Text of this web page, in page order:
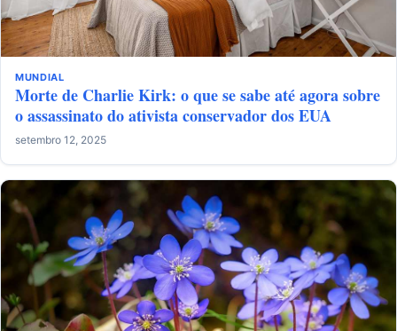
MUNDIAL
Morte de Charlie Kirk: o que se sabe até agora sobre
o assassinato do ativista conservador dos EUA
setembro 12, 2025